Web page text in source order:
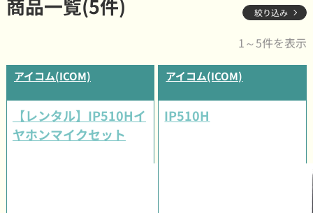
商品一覧(5件) 絞り込み
1～5件を表示
アイコム(ICOM)
【レンタル】IP510Hイ
ヤホンマイクセット
アイコム(ICOM)
IP510H